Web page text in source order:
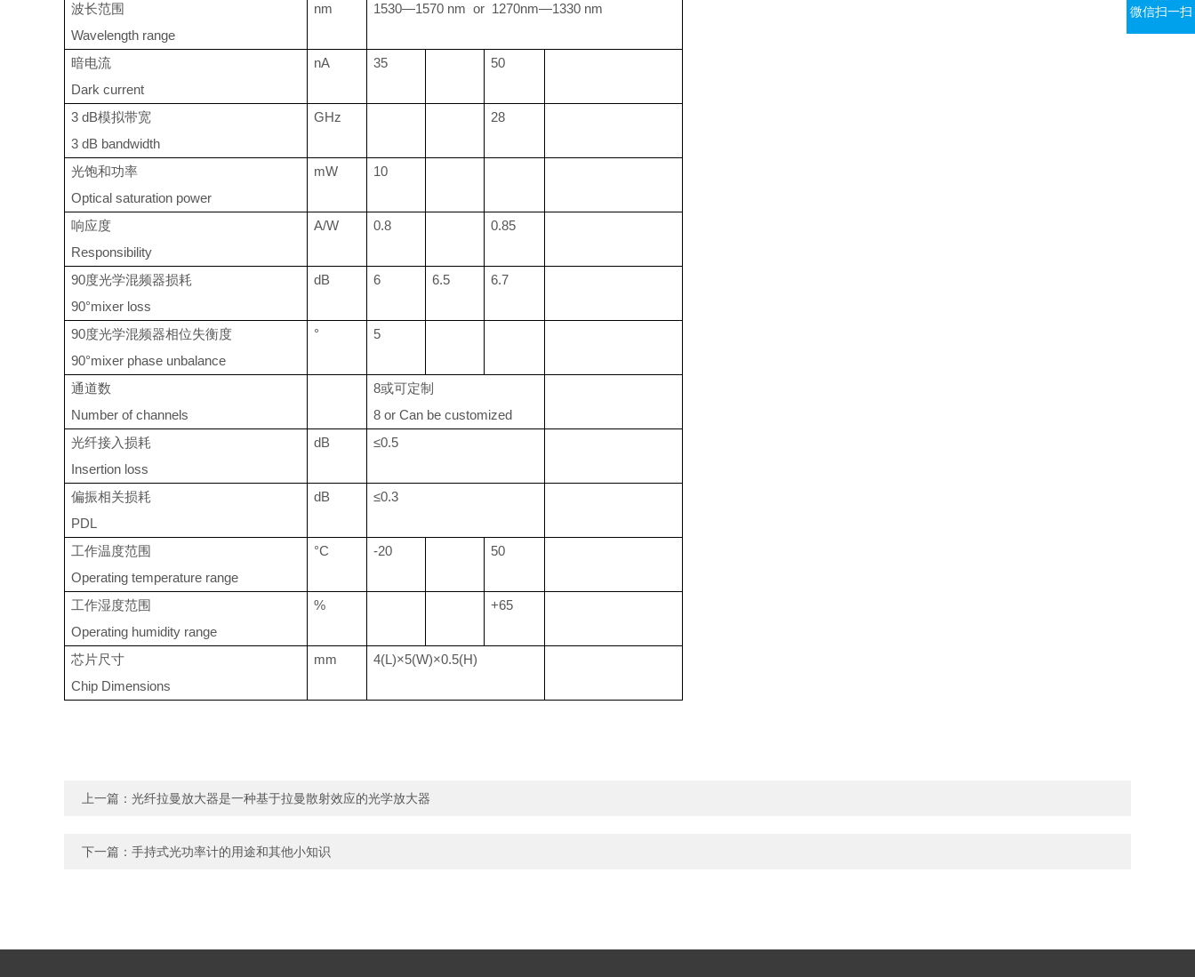
波长范围
Wavelength range
nm 1530—1570 nm or 1270nm—1330 nm
暗电流
Dark current
nA 35 50
3 dB模拟带宽
3 dB bandwidth
GHz 28
光饱和功率
Optical saturation power
mW 10
响应度
Responsibility
A/W 0.8 0.85
90度光学混频器损耗
90°mixer loss
dB 6 6.5 6.7
90度光学混频器相位失衡度
90°mixer phase unbalance
° 5
通道数
Number of channels
8或可定制
8 or Can be customized
光纤接入损耗
Insertion loss
dB ≤0.5
偏振相关损耗
PDL
dB ≤0.3
工作温度范围
Operating temperature range
°C -20 50
工作湿度范围
Operating humidity range
% +65
芯片尺寸
Chip Dimensions
mm 4(L)×5(W)×0.5(H)
上一篇： 光纤拉曼放大器是一种基于拉曼散射效应的光学放大器
下一篇： 手持式光功率计的用途和其他小知识
微信扫一扫